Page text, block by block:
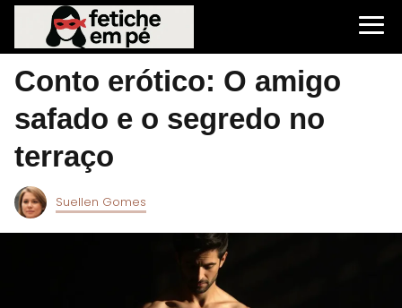
Conto erótico: O amigo
safado e o segredo no
terraço
Suellen Gomes